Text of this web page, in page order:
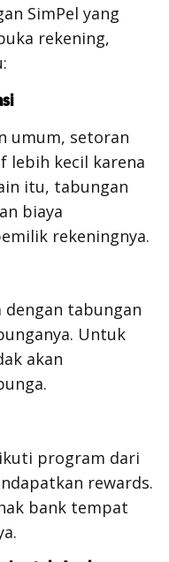
SimPel yang
rekening,
umum, setoran
lebih kecil karena
itu, tabungan
biaya
rekeningnya.
tabungan
Untuk
akan
program dari
rewards.
bank tempat